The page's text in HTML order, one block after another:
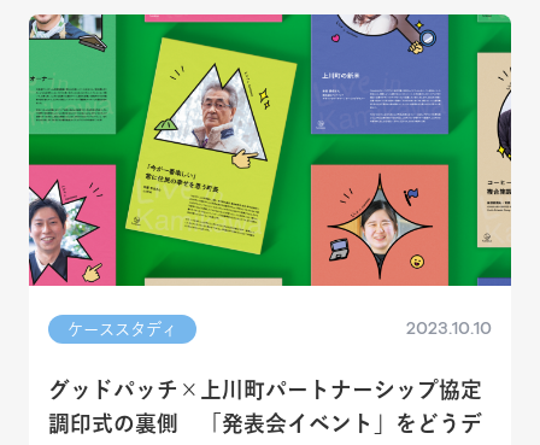
ケーススタディ 2023.10.10
グッドパッチ×上川町パートナーシップ協定
調印式の裏側 「発表会イベント」をどうデ